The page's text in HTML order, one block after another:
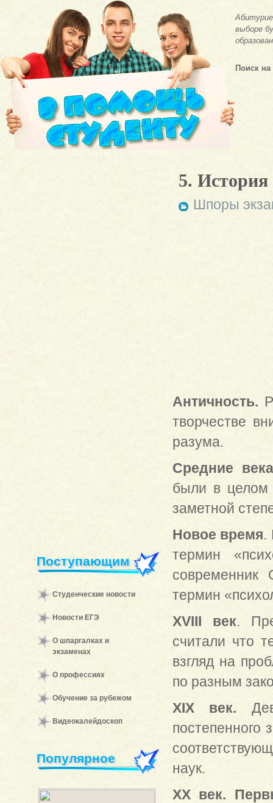
выборе
Поиск на
Поступающим
Студенческие новости
Новости ЕГЭ
О шпаргалках и
экзаменах
О профессиях
Обучение за рубежом
Видеокалейдоскоп
Популярное
5. История
Шпоры
Античность.
творчестве
разума.
Средние века
были в целом
заметной
Новое время.
термин
современник
термин
XVIII век.
считали что
взгляд на
по разным
XIX век.
постепенного
наук.
XX век.